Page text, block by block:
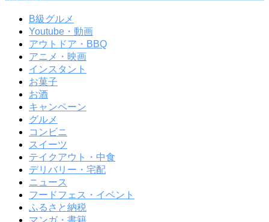
B級グルメ
Youtube・動画
アウトドア・BBQ
アニメ・映画
インスタント
お菓子
お酒
キャンペーン
グルメ
コンビニ
スイーツ
テイクアウト・中食
デリバリー・宅配
ニュース
フードフェス・イベント
ふるさと納税